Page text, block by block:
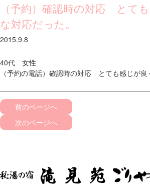
（予約）確認時の対応 とて
な対応だった。
2015.9.8
40代 女性
（予約の電話）確認時の対応 とても感じが良
前のページへ
次のページへ